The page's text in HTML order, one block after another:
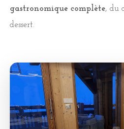
gastronomique complète, du
dessert.